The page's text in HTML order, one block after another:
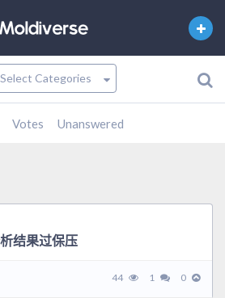
Votes Unanswered
结果过保压
44 1 0